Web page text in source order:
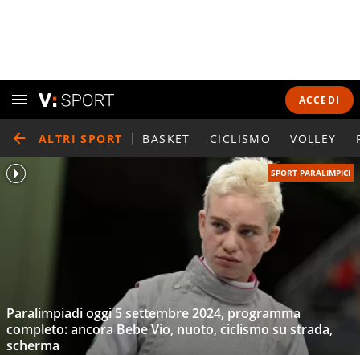
ACCEDI
ALTRI SPORT BASKET CICLISMO VOLLEY
SPORT PARALIMPICI
Paralimpiadi oggi 5 settembre 2024, programma
completo: ancora Bebe Vio, nuoto, ciclismo su strada,
scherma